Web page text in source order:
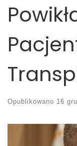
Opublikowano 16